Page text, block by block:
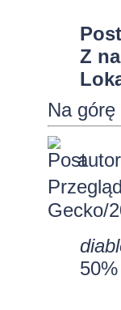
Z
Na górę
Gecko/
50%